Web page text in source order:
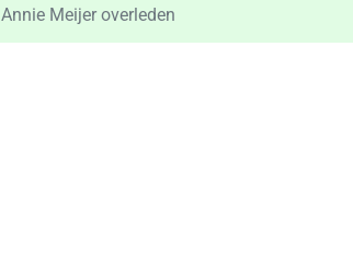
Annie Meijer overleden